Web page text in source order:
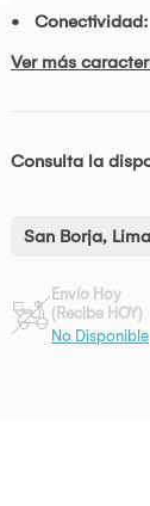
Conectividad:
Ver más
Consulta la
San Borja, Lima
Envío Hoy
(Recibe HOY)
No Disponible